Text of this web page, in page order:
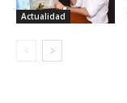
Actualidad